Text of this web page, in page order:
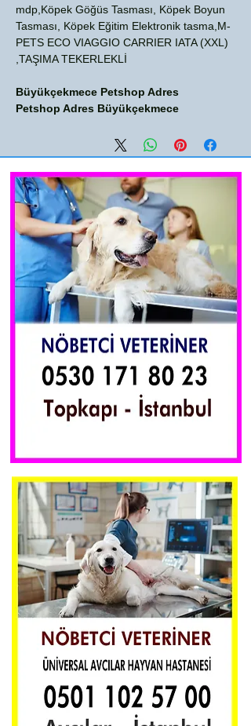
mdp,Köpek Göğüs Tasması, Köpek Boyun
Tasması, Köpek Eğitim Elektronik tasma,M-
PETS ECO VIAGGIO CARRIER IATA (XXL)
TAŞIMA TEKERLEKLİ,
Büyükçekmece Petshop Adres